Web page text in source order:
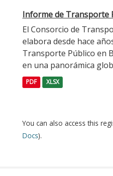
Informe de Transporte
El Consorcio de
elabora desde hace
Transporte Público en
en una panorámica
PDF XLSX
You can also access this
Docs).